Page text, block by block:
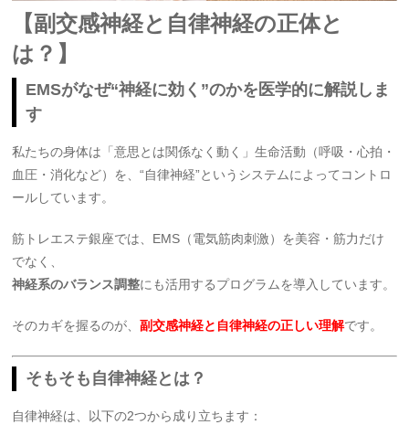
【副交感神経と自律神経の正体と
は？】
EMSがなぜ“神経に効く”のかを医学的に解説しま
す
私たちの身体は「意思とは関係なく動く」生命活動（呼吸・心拍・
血圧・消化など）を、“自律神経”というシステムによってコントロ
ールしています。
筋トレエステ銀座では、EMS（電気筋肉刺激）を美容・筋力だけ
でなく、
神経系のバランス調整にも活用するプログラムを導入しています。
そのカギを握るのが、副交感神経と自律神経の正しい理解です。
そもそも自律神経とは？
自律神経は、以下の2つから成り立ちます：